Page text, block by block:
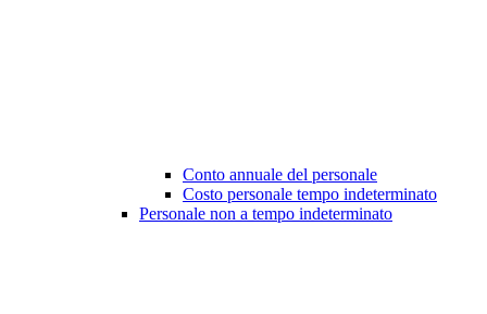
Conto annuale del personale
Costo personale tempo indeterminato
Personale non a tempo indeterminato